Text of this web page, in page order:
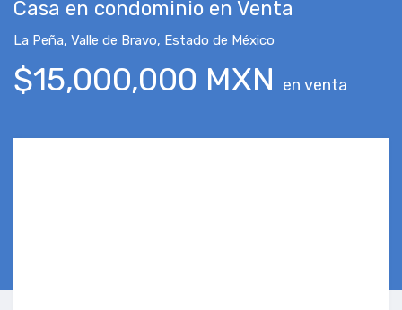
Casa en condominio en Venta
La Peña, Valle de Bravo, Estado de México
$15,000,000 MXN en venta